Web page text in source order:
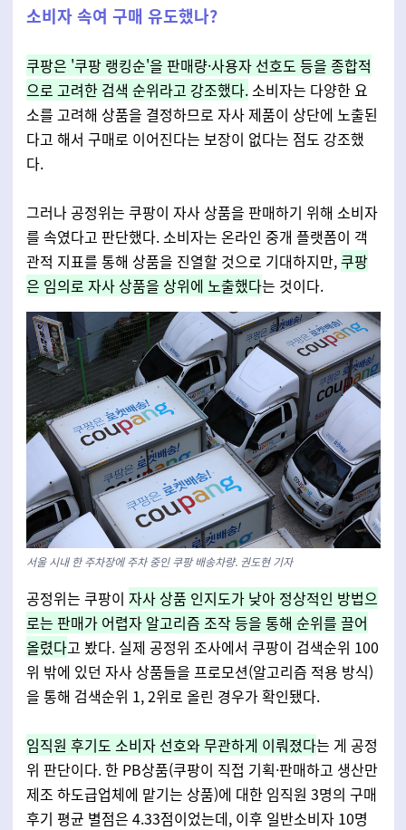
소비자 속여 구매 유도했나?
쿠팡은 '쿠팡 랭킹순'을 판매량·사용자 선호도 등을 종합적
으로 고려한 검색 순위라고 강조했다.소비자는 다양한 요
소를 고려해 상품을 결정하므로 자사 제품이 상단에 노출된
다고 해서 구매로 이어진다는 보장이 없다는 점도 강조했
다.
그러나 공정위는 쿠팡이 자사 상품을 판매하기 위해 소비자
를 속였다고 판단했다. 소비자는 온라인 중개 플랫폼이 객
관적 지표를 통해 상품을 진열할 것으로 기대하지만,쿠팡
은 임의로 자사 상품을 상위에 노출했다는 것이다.
서울 시내 한 주차장에 주차 중인 쿠팡 배송차량. 권도현 기자
공정위는 쿠팡이 자사 상품 인지도가 낮아 정상적인 방법으
로는 판매가 어렵자 알고리즘 조작 등을 통해 순위를 끌어
올렸다고 봤다. 실제 공정위 조사에서 쿠팡이 검색순위 100
위 밖에 있던 자사 상품들을 프로모션(알고리즘 적용 방식)
을 통해 검색순위 1, 2위로 올린 경우가 확인됐다.
임직원 후기도 소비자 선호와 무관하게 이뤄졌다는 게 공정
위 판단이다. 한 PB상품(쿠팡이 직접 기획·판매하고 생산만
제조 하도급업체에 맡기는 상품)에 대한 임직원 3명의 구매
후기 평균 별점은 4.33점이었는데, 이후 일반소비자 10명